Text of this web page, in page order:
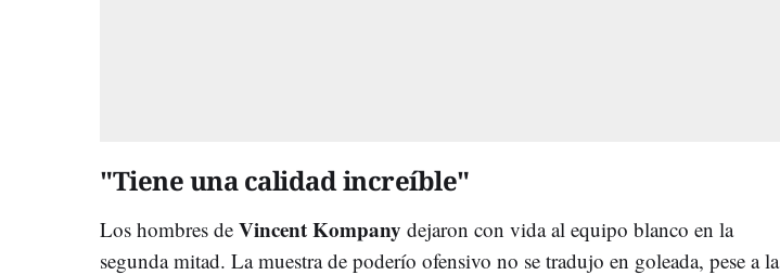
"Tiene una calidad increíble"
Los hombres de Vincent Kompany dejaron con vida al equipo blanco en la
segunda mitad. La muestra de poderío ofensivo no se tradujo en goleada, pese a la